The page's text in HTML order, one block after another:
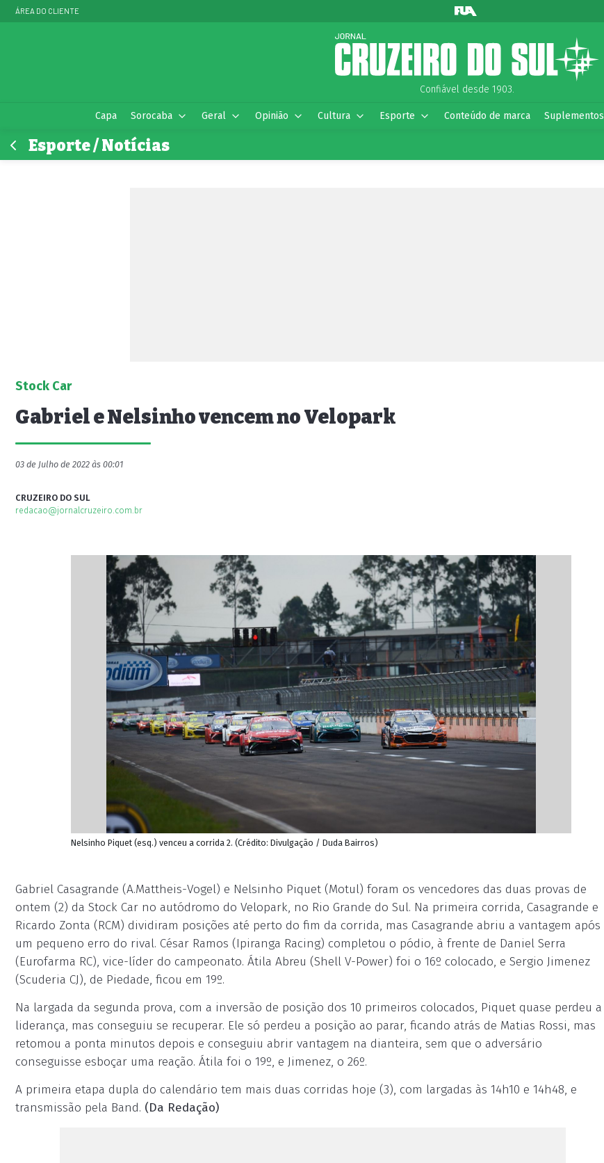
ÁREA DO CLIENTE
Confiável desde 1903.
Capa Sorocaba Geral Opinião Cultura Esporte Conteúdo de marca Suplementos
Esporte / Notícias
Stock Car
Gabriel e Nelsinho vencem no Velopark
03 de Julho de 2022 às 00:01
CRUZEIRO DO SUL
redacao@jornalcruzeiro.com.br
Nelsinho Piquet (esq.) venceu a corrida 2. (Crédito: Divulgação / Duda Bairros)
Gabriel Casagrande (A.Mattheis-Vogel) e Nelsinho Piquet (Motul) foram os vencedores das duas provas de
ontem (2) da Stock Car no autódromo do Velopark, no Rio Grande do Sul. Na primeira corrida, Casagrande e
Ricardo Zonta (RCM) dividiram posições até perto do fim da corrida, mas Casagrande abriu a vantagem após
um pequeno erro do rival. César Ramos (Ipiranga Racing) completou o pódio, à frente de Daniel Serra
(Eurofarma RC), vice-líder do campeonato. Átila Abreu (Shell V-Power) foi o 16º colocado, e Sergio Jimenez
(Scuderia CJ), de Piedade, ficou em 19º.
Na largada da segunda prova, com a inversão de posição dos 10 primeiros colocados, Piquet quase perdeu a
liderança, mas conseguiu se recuperar. Ele só perdeu a posição ao parar, ficando atrás de Matias Rossi, mas
retomou a ponta minutos depois e conseguiu abrir vantagem na dianteira, sem que o adversário
conseguisse esboçar uma reação. Átila foi o 19º, e Jimenez, o 26º.
A primeira etapa dupla do calendário tem mais duas corridas hoje (3), com largadas às 14h10 e 14h48, e
transmissão pela Band. (Da Redação)